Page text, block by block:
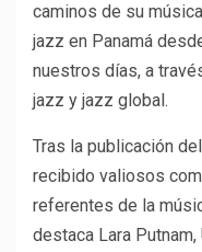
caminos de su
jazz en Panamá
nuestros días, a
jazz y jazz global.
Tras la publicación
recibido valiosos
referentes de la
destaca Lara